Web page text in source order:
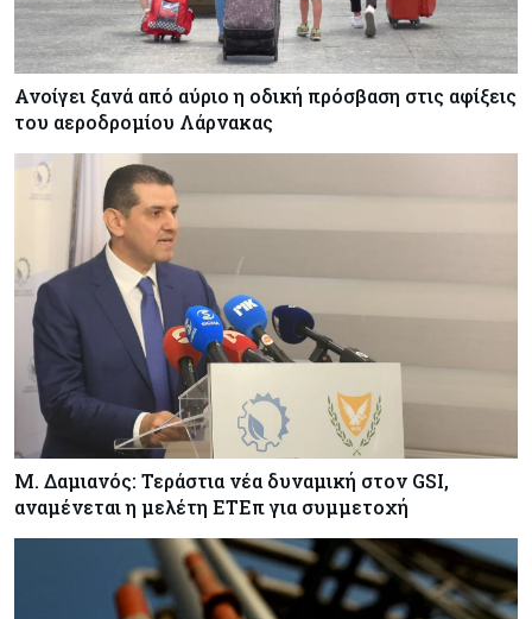
Κόσμος 06-08-2026
Ο 24χρονος «Νοστράδαμος» της AI είχε δίκαιο
για όλα. Κι όμως έχασε (σχεδόν) τα πάντα
Κόσμος
Η Ινδία ανεβάζει ταχύτητα στη διάλυση πλοίων
– Στο 35,4% το παγκόσμιο μερίδιό της
Κύπρος 06-08-2026
ΠτΔ: Υπεράνω όλων το δημόσιο συμφέρον – Όλα
όσα έγιναν στην τελετή διαβεβαίωσης των
νέων μελών της κυβέρνησης
Ανοίγει ξανά από αύριο η οδική πρόσβαση στις αφίξεις
του αεροδρομίου Λάρνακας
Μ. Δαμιανός: Τεράστια νέα δυναμική στον GSI,
αναμένεται η μελέτη ΕΤΕπ για συμμετοχή